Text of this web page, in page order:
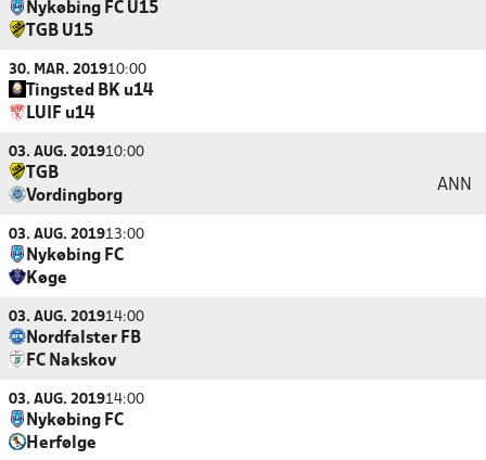
Nykøbing FC U15
TGB U15
30. MAR. 201910:00
Tingsted BK u14
LUIF u14
03. AUG. 201910:00
TGB
Vordingborg
ANN
03. AUG. 201913:00
Nykøbing FC
Køge
03. AUG. 201914:00
Nordfalster FB
FC Nakskov
03. AUG. 201914:00
Nykøbing FC
Herfølge